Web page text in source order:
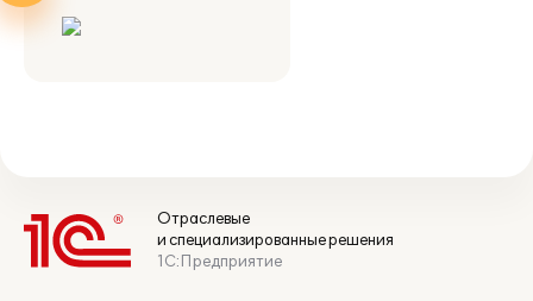
Отраслевые
и специализированные решения
1С:Предприятие